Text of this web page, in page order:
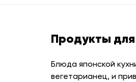
Продукты
Блюда японской
вегетарианец, и